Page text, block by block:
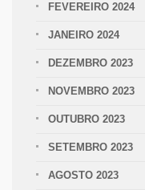
FEVEREIRO 2024
JANEIRO 2024
DEZEMBRO 2023
NOVEMBRO 2023
OUTUBRO 2023
SETEMBRO 2023
AGOSTO 2023